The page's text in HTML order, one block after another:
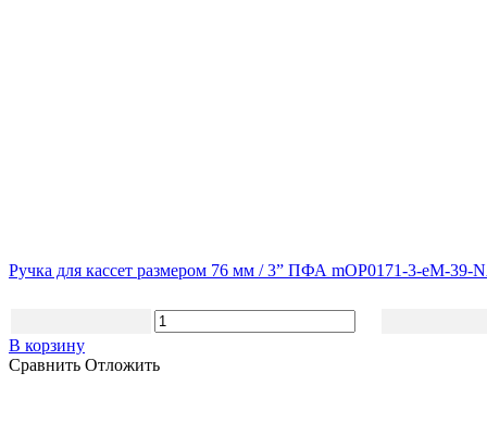
Ручка для кассет размером 76 мм / 3” ПФА mOP0171-3-eM-39-
В корзину
Сравнить Отложить